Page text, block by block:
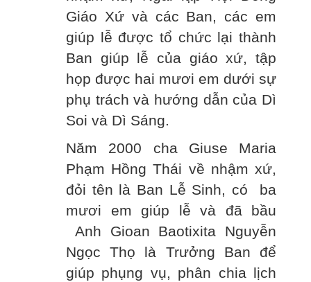
Giáo Xứ và các Ban, các em
giúp lễ được tổ chức lại thành
Ban giúp lễ của giáo xứ, tập
họp được hai mươi em dưới sự
phụ trách và hướng dẫn của Dì
Soi và Dì Sáng.
Năm 2000 cha Giuse Maria
Phạm Hồng Thái về nhậm xứ,
đỏi tên là Ban Lễ Sinh, có ba
mươi em giúp lễ và đã bầu
Anh Gioan Baotixita Nguyễn
Ngọc Thọ là Trưởng Ban để
giúp phụng vụ, phân chia lịch